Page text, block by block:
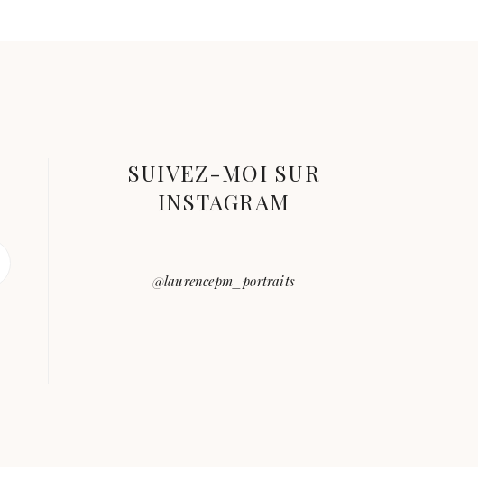
SUIVEZ-MOI SUR
INSTAGRAM
@laurencepm_portraits